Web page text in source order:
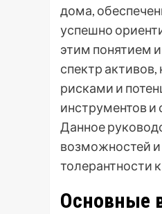
дома,
успешно
этим понятием
спектр
рисками и
инструментов и
Данное
возможностей
толерантности
Основные